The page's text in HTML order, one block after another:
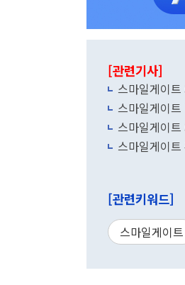
[관련기사]
스마일게이
스마일게이
스마일게이
스마일게이
[관련키워드]
스마일게이트